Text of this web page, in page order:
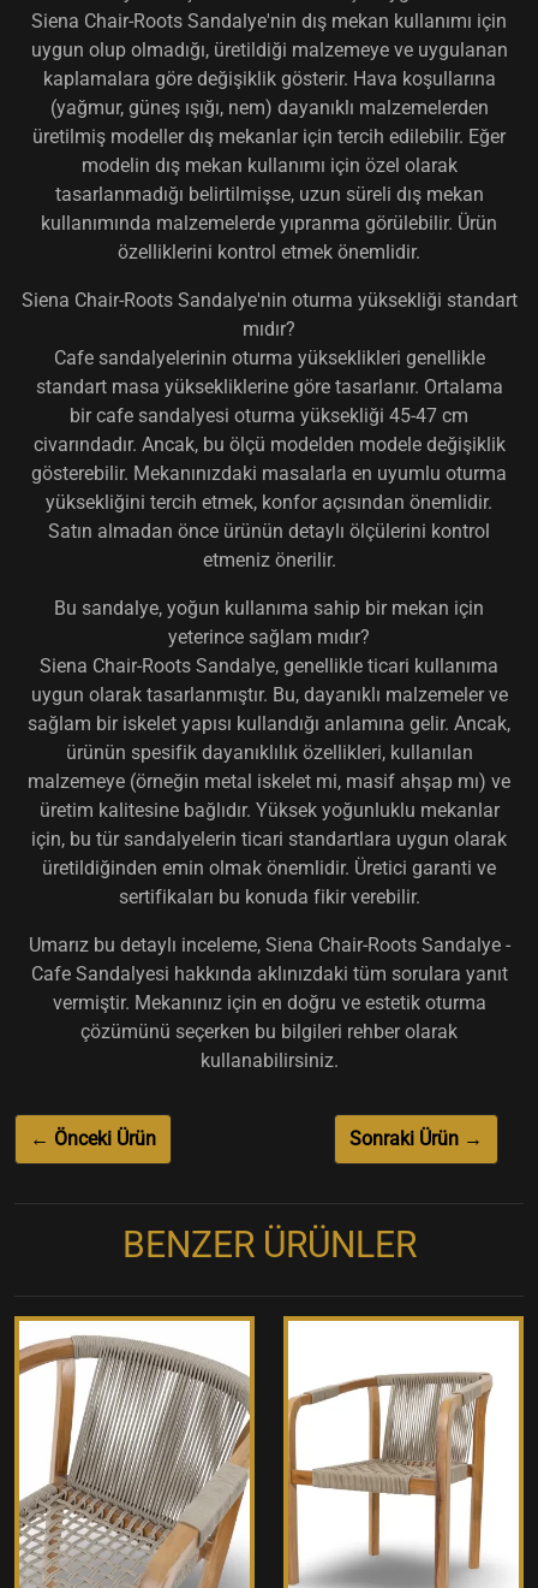
Siena Chair-Roots Sandalye'nin dış mekan kullanımı için
uygun olup olmadığı, üretildiği malzemeye ve uygulanan
kaplamalara göre değişiklik gösterir. Hava koşullarına
(yağmur, güneş ışığı, nem) dayanıklı malzemelerden
üretilmiş modeller dış mekanlar için tercih edilebilir. Eğer
modelin dış mekan kullanımı için özel olarak
tasarlanmadığı belirtilmişse, uzun süreli dış mekan
kullanımında malzemelerde yıpranma görülebilir. Ürün
özelliklerini kontrol etmek önemlidir.
Siena Chair-Roots Sandalye'nin oturma yüksekliği standart
mıdır?
Cafe sandalyelerinin oturma yükseklikleri genellikle
standart masa yüksekliklerine göre tasarlanır. Ortalama
bir cafe sandalyesi oturma yüksekliği 45-47 cm
civarındadır. Ancak, bu ölçü modelden modele değişiklik
gösterebilir. Mekanınızdaki masalarla en uyumlu oturma
yüksekliğini tercih etmek, konfor açısından önemlidir.
Satın almadan önce ürünün detaylı ölçülerini kontrol
etmeniz önerilir.
Bu sandalye, yoğun kullanıma sahip bir mekan için
yeterince sağlam mıdır?
Siena Chair-Roots Sandalye, genellikle ticari kullanıma
uygun olarak tasarlanmıştır. Bu, dayanıklı malzemeler ve
sağlam bir iskelet yapısı kullandığı anlamına gelir. Ancak,
ürünün spesifik dayanıklılık özellikleri, kullanılan
malzemeye (örneğin metal iskelet mi, masif ahşap mı) ve
üretim kalitesine bağlıdır. Yüksek yoğunluklu mekanlar
için, bu tür sandalyelerin ticari standartlara uygun olarak
üretildiğinden emin olmak önemlidir. Üretici garanti ve
sertifikaları bu konuda fikir verebilir.
Umarız bu detaylı inceleme, Siena Chair-Roots Sandalye -
Cafe Sandalyesi hakkında aklınızdaki tüm sorulara yanıt
vermiştir. Mekanınız için en doğru ve estetik oturma
çözümünü seçerken bu bilgileri rehber olarak
kullanabilirsiniz.
← Önceki Ürün Sonraki Ürün →
BENZER ÜRÜNLER